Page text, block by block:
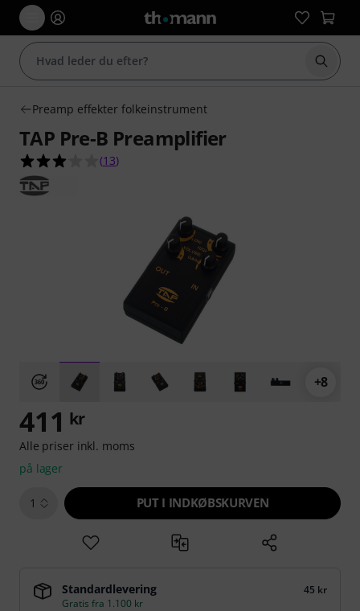
Start
Preamp effekter folkeinstrument
TAP Pre-B Preamplifier
3.1 ud af 5 stjerner fra 13 kundebedømmelser
(13)
+8
411 kr
Alle priser inkl. moms
på lager
1 PUT I INDKØBSKURVEN
Standardlevering
45 kr
Gratis fra 1.100 kr